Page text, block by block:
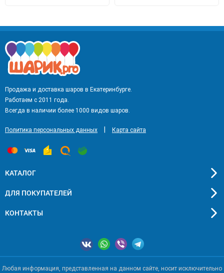
Продажа и доставка шаров в Екатеринбурге.
Работаем с 2011 года.
Всегда в наличии более 1000 видов шаров.
Политика персональных данных Карта сайта
КАТАЛОГ
ДЛЯ ПОКУПАТЕЛЕЙ
КОНТАКТЫ
Любая информация, представленная на данном сайте, носит исключительно